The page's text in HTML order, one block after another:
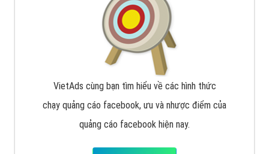
VietAds cùng bạn tìm hiểu về các hình thức
chạy quảng cáo facebook, ưu và nhược điểm của
quảng cáo facebook hiện nay.